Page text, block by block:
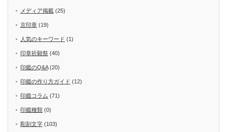
メディア掲載 (25)
京印章 (19)
人気のキーワード (1)
印章祈願祭 (40)
印鑑のQ&A(20)
印鑑の作り方ガイド (12)
印鑑コラム (71)
印鑑種類 (0)
彫刻文字 (103)